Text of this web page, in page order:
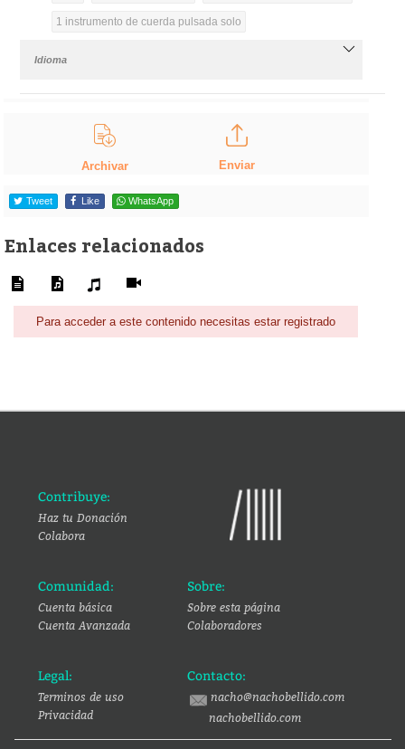
1 instrumento de cuerda pulsada solo
Idioma
Archivar Enviar
Tweet Like WhatsApp
Enlaces relacionados
Para acceder a este contenido necesitas estar registrado
Contribuye:
Haz tu Donación
Colabora
Comunidad:
Cuenta básica
Cuenta Avanzada
Sobre:
Sobre esta página
Colaboradores
Legal:
Terminos de uso
Privacidad
Contacto:
nacho@nachobellido.com
nachobellido.com